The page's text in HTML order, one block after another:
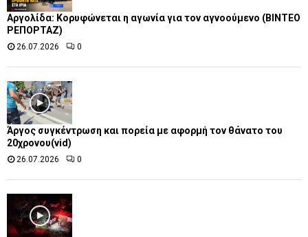
Αργολίδα: Κορυφώνεται η αγωνία για τον αγνοούμενο (ΒΙΝΤΕΟ
ΡΕΠΟΡΤΑΖ)
26.07.2026 0
Άργος συγκέντρωση και πορεία με αφορμή τον θάνατο του
20χρονου(vid)
26.07.2026 0